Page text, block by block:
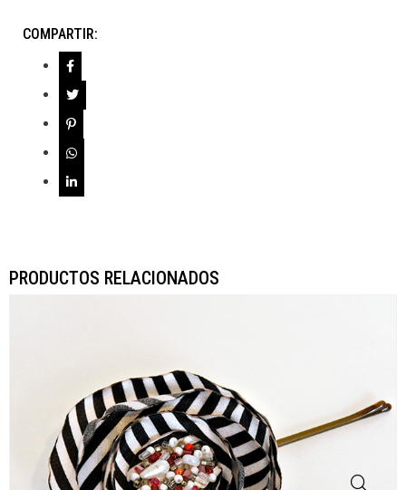
COMPARTIR:
PRODUCTOS RELACIONADOS